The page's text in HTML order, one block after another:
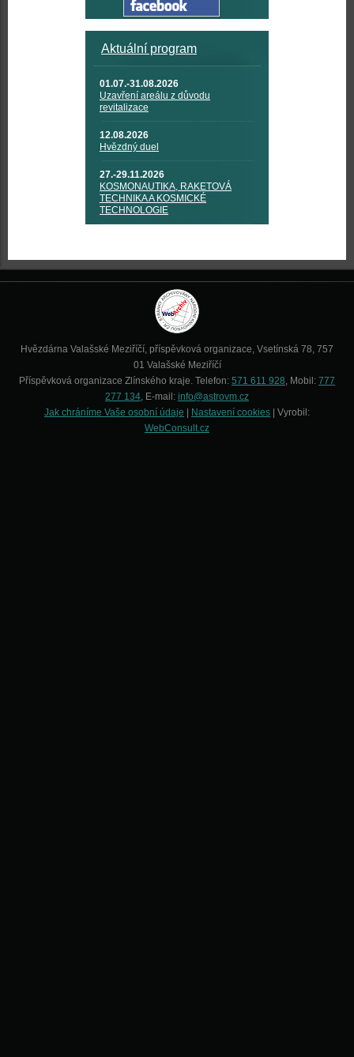
Aktuální program
01.07.-31.08.2026
Uzavření areálu z důvodu
revitalizace
12.08.2026
Hvězdný duel
27.-29.11.2026
KOSMONAUTIKA, RAKETOVÁ
TECHNIKA A KOSMICKÉ
TECHNOLOGIE
Hvězdárna Valašské Meziříčí, příspěvková organizace, Vsetínská 78, 757
01 Valašské Meziříčí
Příspěvková organizace Zlínského kraje. Telefon: 571 611 928, Mobil: 777
277 134, E-mail: info@astrovm.cz
Jak chráníme Vaše osobní údaje
Nastavení cookies | Vyrobil:
WebConsult.cz